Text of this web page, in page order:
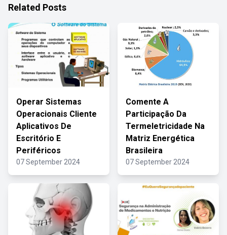
Related Posts
Operar Sistemas
Operacionais Cliente
Aplicativos De
Escritório E
Periféricos
07 September 2024
Comente A
Participação Da
Termeletricidade Na
Matriz Energética
Brasileira
07 September 2024